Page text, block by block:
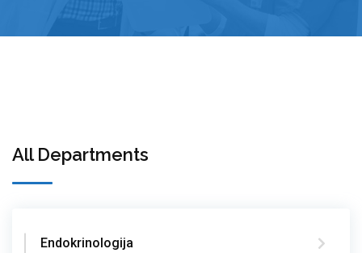
All Departments
Endokrinologija